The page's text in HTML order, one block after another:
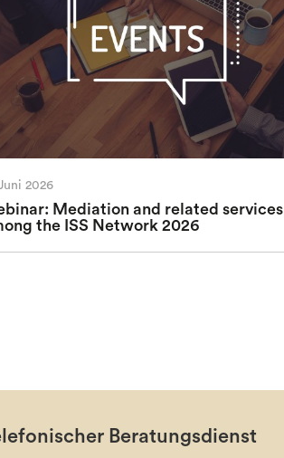
2026
Mediation and related services
the ISS Network 2026
Beratungsdienst